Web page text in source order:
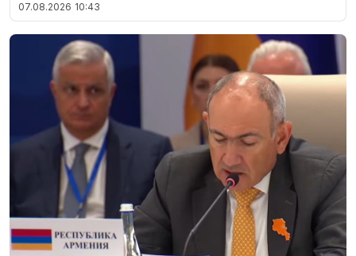
07.08.2026 10:43